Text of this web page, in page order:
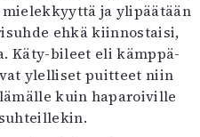
ja ylipäätään
ehkä kiinnostaisi,
Käty-bileet eli kämppä-
ylelliset puitteet niin
kuin haparoiville